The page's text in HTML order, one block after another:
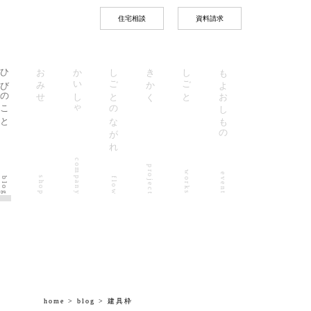
住宅相談 資料請求
もよおしもの
event
しごと
works
きかく
project
しごとのながれ
flow
かいしゃ
company
おみせ
shop
ひびのこと
blog
home > blog > 建具枠